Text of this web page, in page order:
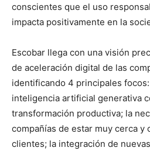
conscientes que el uso
impacta positivamente en la
Escobar llega con una visión
de aceleración digital de las
identificando 4 principales
inteligencia artificial generativa
transformación productiva; la
compañías de estar muy cerca y
clientes; la integración de